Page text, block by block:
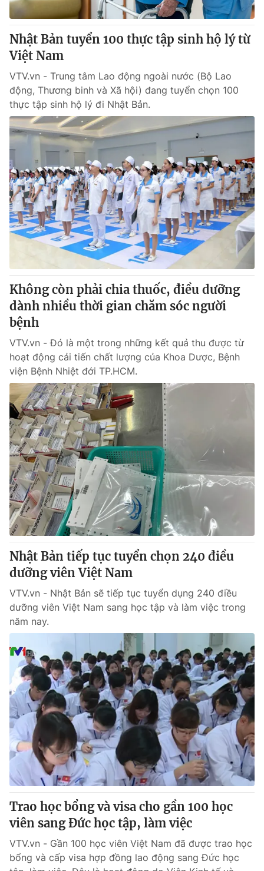
Nhật Bản tuyển 100 thực tập sinh hộ lý từ
Việt Nam
VTV.vn - Trung tâm Lao động ngoài nước (Bộ Lao
động, Thương binh và Xã hội) đang tuyển chọn 100
thực tập sinh hộ lý đi Nhật Bản.
Không còn phải chia thuốc, điều dưỡng
dành nhiều thời gian chăm sóc người
bệnh
VTV.vn - Đó là một trong những kết quả thu được từ
hoạt động cải tiến chất lượng của Khoa Dược, Bệnh
viện Bệnh Nhiệt đới TP.HCM.
Nhật Bản tiếp tục tuyển chọn 240 điều
dưỡng viên Việt Nam
VTV.vn - Nhật Bản sẽ tiếp tục tuyển dụng 240 điều
dưỡng viên Việt Nam sang học tập và làm việc trong
năm nay.
Trao học bổng và visa cho gần 100 học
viên sang Đức học tập, làm việc
VTV.vn - Gần 100 học viên Việt Nam đã được trao học
bổng và cấp visa hợp đồng lao động sang Đức học